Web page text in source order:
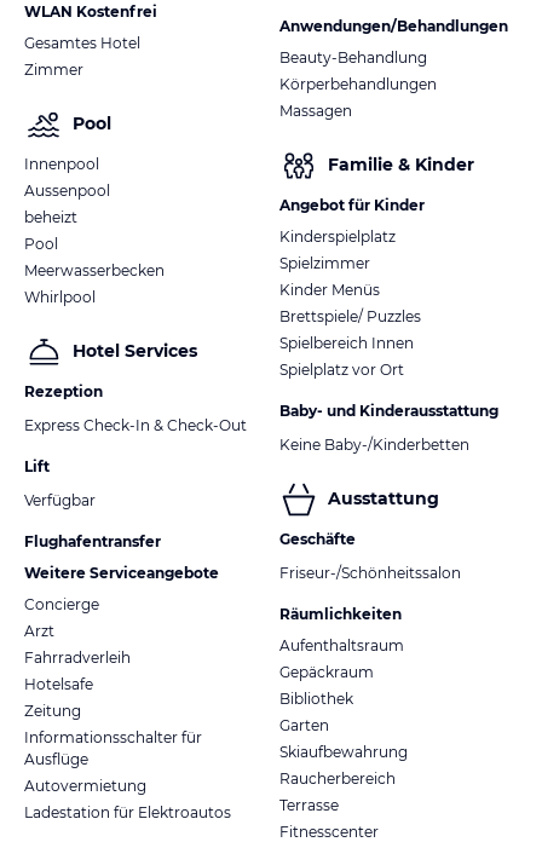
WLAN Kostenfrei
Gesamtes Hotel
Zimmer
Pool
Innenpool
Aussenpool
beheizt
Pool
Meerwasserbecken
Whirlpool
Hotel Services
Rezeption
Express Check-In & Check-Out
Lift
Verfügbar
Flughafentransfer
Weitere Serviceangebote
Concierge
Arzt
Fahrradverleih
Hotelsafe
Zeitung
Informationsschalter für
Ausflüge
Autovermietung
Ladestation für Elektroautos
Anwendungen/Behandlungen
Beauty-Behandlung
Körperbehandlungen
Massagen
Familie & Kinder
Angebot für Kinder
Kinderspielplatz
Spielzimmer
Kinder Menüs
Brettspiele/ Puzzles
Spielbereich Innen
Spielplatz vor Ort
Baby- und Kinderausstattung
Keine Baby-/Kinderbetten
Ausstattung
Geschäfte
Friseur-/Schönheitssalon
Räumlichkeiten
Aufenthaltsraum
Gepäckraum
Bibliothek
Garten
Skiaufbewahrung
Raucherbereich
Terrasse
Fitnesscenter